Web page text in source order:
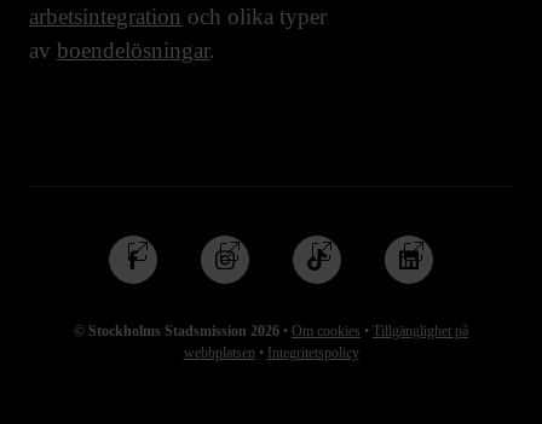
arbetsintegration och olika typer
av boendelösningar.
© Stockholms Stadsmission 2026 • Om cookies • Tillgänglighet på
webbplatsen • Integritetspolicy
Följ
oss
Facebook
Följ
oss
Instagram
Följ
oss
TikTok
Följ
oss
Linkedin